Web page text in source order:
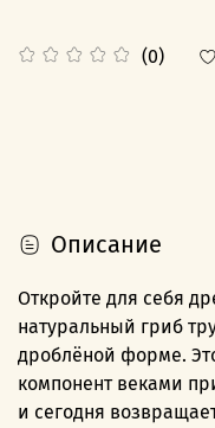
(0)
Описание
Откройте для себя
натуральный гриб
дроблёной форме.
компонент веками
и сегодня